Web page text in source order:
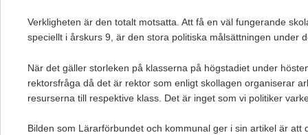
Verkligheten är den totalt motsatta. Att få en väl fungerande
speciellt i årskurs 9, är den stora politiska målsättningen under
När det gäller storleken på klasserna på högstadiet under
rektorsfråga då det är rektor som enligt skollagen organiserar
resurserna till respektive klass. Det är inget som vi politiker
Bilden som Lärarförbundet och kommunal ger i sin artikel är att